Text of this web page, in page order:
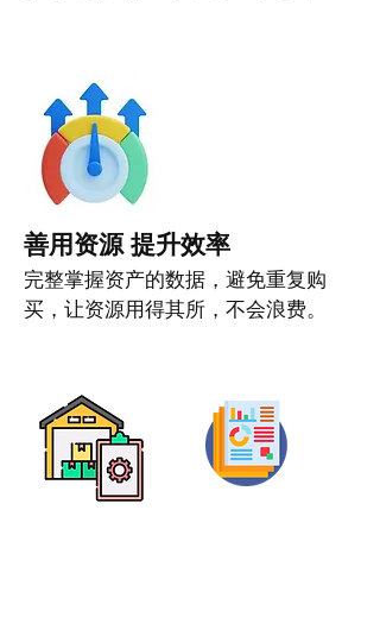
善用资源 提升效率
完整掌握资产的数据，避免重复购
买，让资源用得其所，不会浪费。